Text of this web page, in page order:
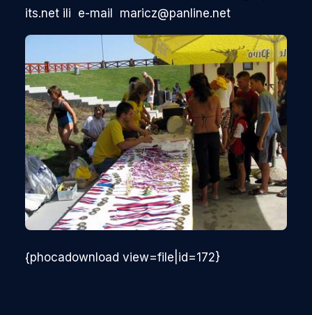
its.net ili e-mail maricz@panline.net
{phocadownload view=file|id=172}